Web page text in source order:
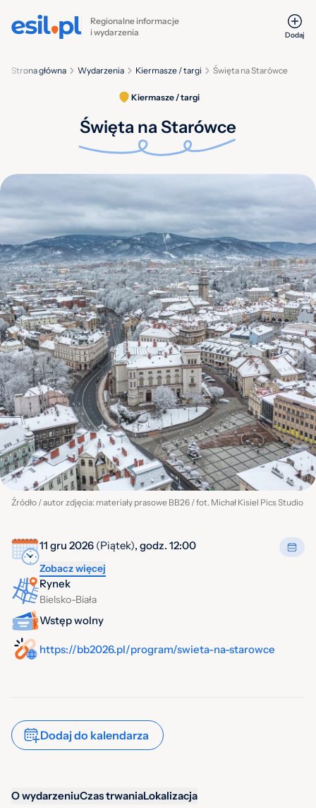
Regionalne informacje
i wydarzenia
Dodaj
Święta na Starówce
Kiermasze / targi
Wydarzenia
Strona główna
Kiermasze / targi
Święta na Starówce
Źródło / autor zdjęcia: materiały prasowe BB26 / fot. Michał Kisiel Pics Studio
11 gru 2026 (Piątek), godz. 12:00
Zobacz więcej
Rynek
Bielsko-Biała
Wstęp wolny
https://bb2026.pl/program/swieta-na-starowce
Dodaj do kalendarza
O wydarzeniuCzas trwaniaLokalizacja